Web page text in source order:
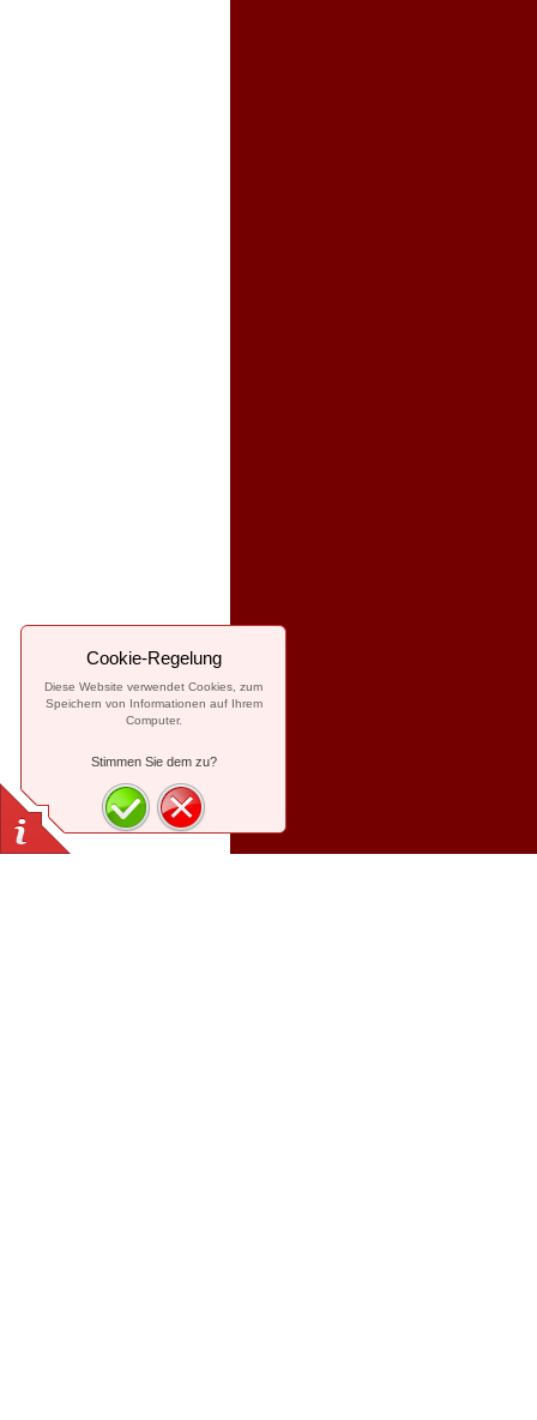
Cookie-Regelung
Diese Website verwendet Cookies, zum
Speichern von Informationen auf Ihrem
Computer.
Stimmen Sie dem zu?